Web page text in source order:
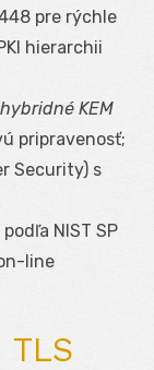
pre rýchle
hierarchii
hybridné KEM
pripravenosť;
Security) s
NIST SP
line